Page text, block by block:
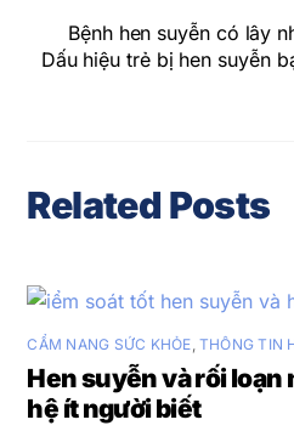
Bệnh hen suyễn có lây
Dấu hiệu trẻ bị hen suyễn
Related Posts
CẨM NANG SỨC KHỎE THÔNG TIN
Hen suyễn và rối
hệ ít người biết